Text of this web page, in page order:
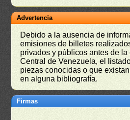
Advertencia
Debido a la ausencia de
emisiones de billetes
privados y públicos antes de
Central de Venezuela, el
piezas conocidas o que
en alguna bibliografía.
Firmas